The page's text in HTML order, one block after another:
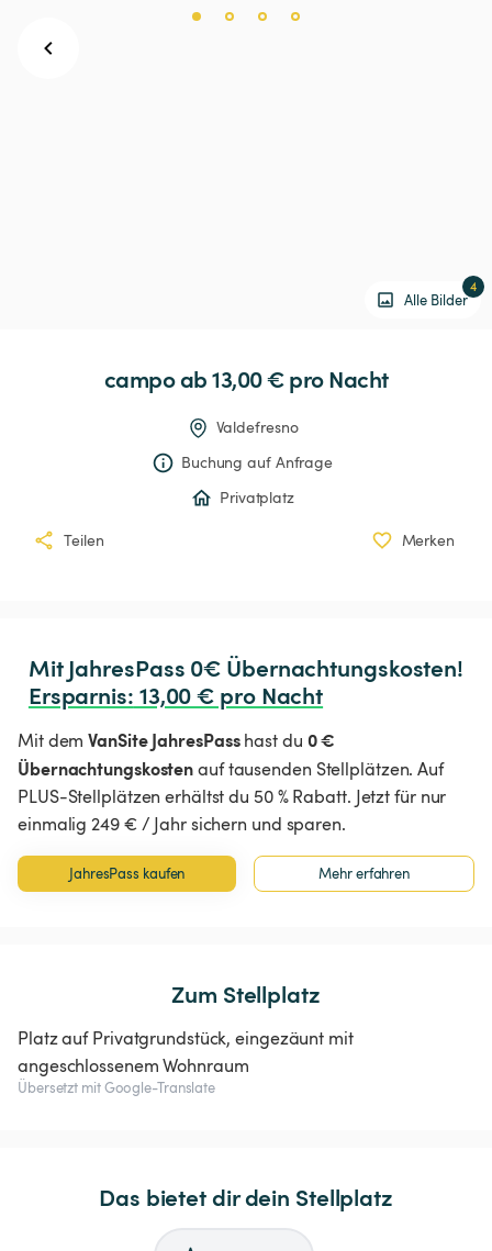
Alle Bilder
4
campo ab 13,00 € pro Nacht
Valdefresno
Buchung auf Anfrage
Privatplatz
Teilen Merken
Ersparnis: 13,00 € pro Nacht
Mit demVanSite JahresPasshast du 0 €
Übernachtungskostenauf tausenden Stellplätzen. Auf
PLUS-Stellplätzen erhältst du 50 % Rabatt. Jetzt für nur
einmalig 249 € / Jahr sichern und sparen.
JahresPass kaufen Mehr erfahren
Zum Stellplatz
Platz auf Privatgrundstück, eingezäunt mit
angeschlossenem Wohnraum
Übersetzt mit Google-Translate
Das bietet dir dein Stellplatz